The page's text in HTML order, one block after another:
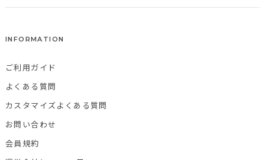
INFORMATION
ご利用ガイド
よくある質問
カスタマイズよくある質問
お問い合わせ
会員規約